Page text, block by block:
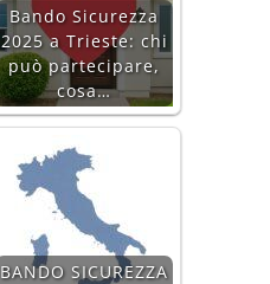
Bando Sicurezza
2025 a Trieste: chi
può partecipare,
cosa…
BANDO SICUREZZA